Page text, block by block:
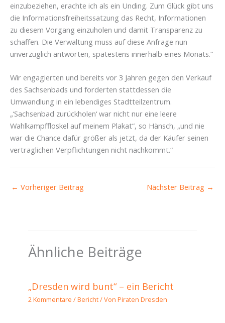
einzubeziehen, erachte ich als ein Unding. Zum Glück gibt uns
die Informationsfreiheitssatzung das Recht, Informationen
zu diesem Vorgang einzuholen und damit Transparenz zu
schaffen. Die Verwaltung muss auf diese Anfrage nun
unverzüglich antworten, spätestens innerhalb eines Monats.“
Wir engagierten und bereits vor 3 Jahren gegen den Verkauf
des Sachsenbads und forderten stattdessen die
Umwandlung in ein lebendiges Stadtteilzentrum.
„‘Sachsenbad zurückholen‘ war nicht nur eine leere
Wahlkampffloskel auf meinem Plakat“, so Hänsch, „und nie
war die Chance dafür größer als jetzt, da der Käufer seinen
vertraglichen Verpflichtungen nicht nachkommt.“
← Vorheriger Beitrag Nächster Beitrag →
Ähnliche Beiträge
„Dresden wird bunt“ – ein Bericht
2 Kommentare /Bericht/ VonPiraten Dresden